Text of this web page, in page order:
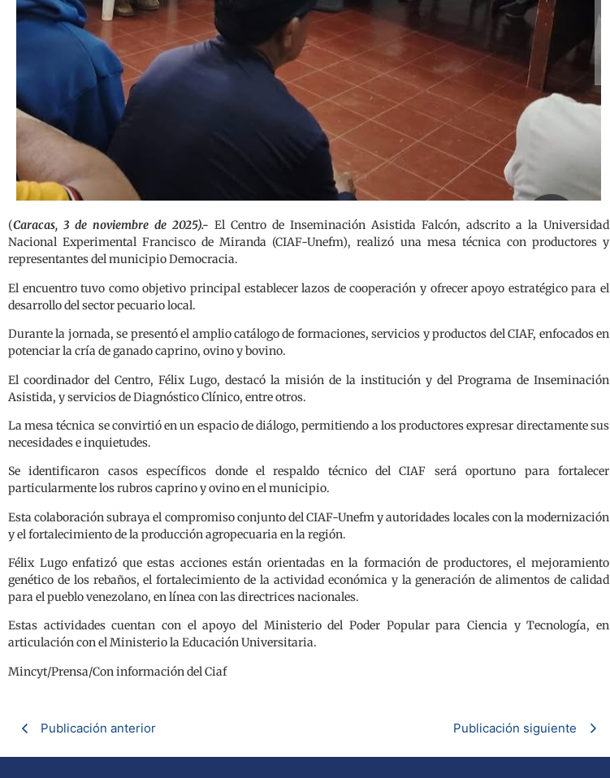
(Caracas, 3 de noviembre de 2025).- El Centro de Inseminación Asistida Falcón, adscrito a la Universidad
Nacional Experimental Francisco de Miranda (CIAF-Unefm), realizó una mesa técnica con productores y
representantes del municipio Democracia.
El encuentro tuvo como objetivo principal establecer lazos de cooperación y ofrecer apoyo estratégico para el
desarrollo del sector pecuario local.
Durante la jornada, se presentó el amplio catálogo de formaciones, servicios y productos del CIAF, enfocados en
potenciar la cría de ganado caprino, ovino y bovino.
El coordinador del Centro, Félix Lugo, destacó la misión de la institución y del Programa de Inseminación
Asistida, y servicios de Diagnóstico Clínico, entre otros.
La mesa técnica se convirtió en un espacio de diálogo, permitiendo a los productores expresar directamente sus
necesidades e inquietudes.
Se identificaron casos específicos donde el respaldo técnico del CIAF será oportuno para fortalecer
particularmente los rubros caprino y ovino en el municipio.
Esta colaboración subraya el compromiso conjunto del CIAF-Unefm y autoridades locales con la modernización
y el fortalecimiento de la producción agropecuaria en la región.
Félix Lugo enfatizó que estas acciones están orientadas en la formación de productores, el mejoramiento
genético de los rebaños, el fortalecimiento de la actividad económica y la generación de alimentos de calidad
para el pueblo venezolano, en línea con las directrices nacionales.
Estas actividades cuentan con el apoyo del Ministerio del Poder Popular para Ciencia y Tecnología, en
articulación con el Ministerio la Educación Universitaria.
Mincyt/Prensa/Con información del Ciaf
Publicación anterior Publicación siguiente